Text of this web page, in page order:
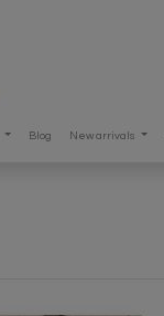
Blog New arrivals